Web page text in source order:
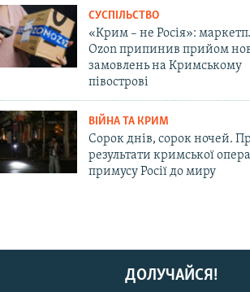
СУСПІЛЬСТВО
«Крим – не Росія»:
Ozon припинив прийом
замовлень на Кримському
півострові
ВІЙНА ТА КРИМ
Сорок днів, сорок ночей.
результати кримської
примусу Росії до миру
ДОЛУЧАЙСЯ!